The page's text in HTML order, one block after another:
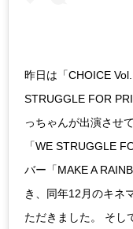
昨日は「CHOICE
STRUGGLE FOR
っちゃんが出演させ
「WE STRUGGLE
バー「MAKE A
き、同年12月のキネ
ただきました。 そし